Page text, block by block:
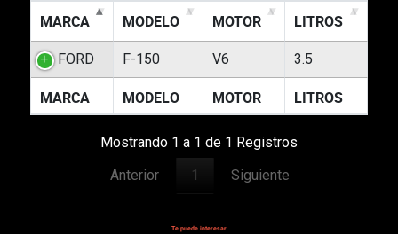
MARCA MODELO MOTOR LITROS
FORD F-150 V6 3.5
MARCA MODELO MOTOR LITROS
Mostrando 1 a 1 de 1 Registros
Anterior
1 Siguiente
Te puede interesar